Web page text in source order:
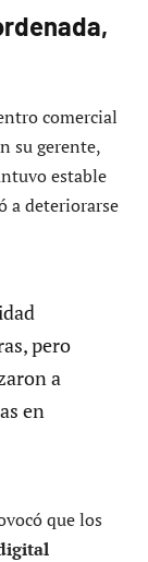
comercial
su gerente,
estable
a deteriorarse
pero
a
en
que los